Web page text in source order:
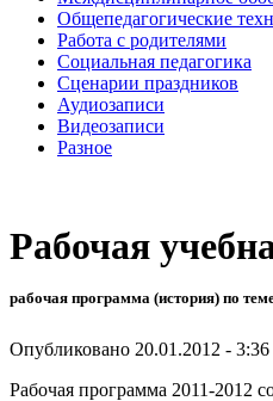
Общепедагогические
Работа с родителями
Социальная педагогика
Сценарии праздников
Аудиозаписи
Видеозаписи
Разное
Рабочая
рабочая программа (история) по
Опубликовано 20.01.2012 - 3:36
Рабочая программа 2011-2012